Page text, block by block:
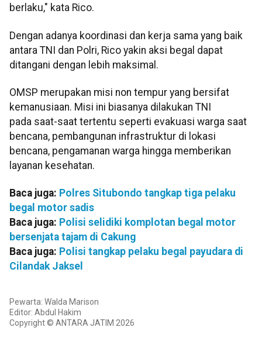
berlaku," kata Rico.
Dengan adanya koordinasi dan kerja sama yang baik
antara TNI dan Polri, Rico yakin aksi begal dapat
ditangani dengan lebih maksimal.
OMSP merupakan misi non tempur yang bersifat
kemanusiaan. Misi ini biasanya dilakukan TNI
pada saat-saat tertentu seperti evakuasi warga saat
bencana, pembangunan infrastruktur di lokasi
bencana, pengamanan warga hingga memberikan
layanan kesehatan.
Baca juga: Polres Situbondo tangkap tiga pelaku
begal motor sadis
Baca juga: Polisi selidiki komplotan begal motor
bersenjata tajam di Cakung
Baca juga: Polisi tangkap pelaku begal payudara di
Cilandak Jaksel
Pewarta: Walda Marison
Editor: Abdul Hakim
Copyright © ANTARA JATIM 2026